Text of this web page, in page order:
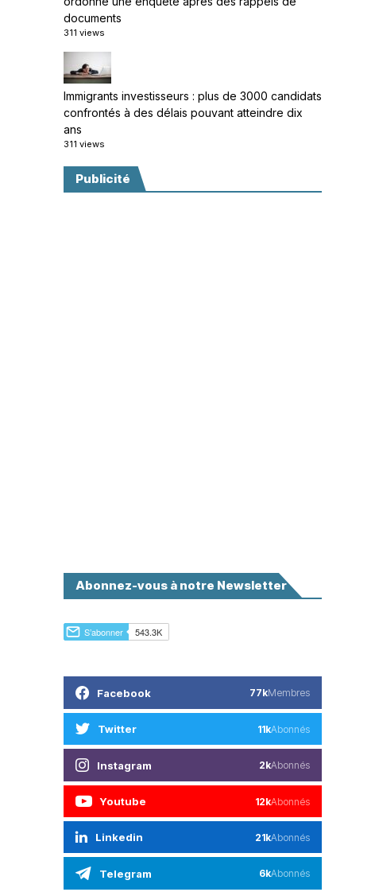
documents
311 views
Immigrants investisseurs : plus de 3000 candidats
confrontés à des délais pouvant atteindre dix
ans
311 views
Publicité
Abonnez-vous à notre Newsletter
Facebook 77kMembres
Twitter 11kAbonnés
Instagram 2kAbonnés
Youtube 12kAbonnés
Linkedin 21kAbonnés
Telegram 6kAbonnés